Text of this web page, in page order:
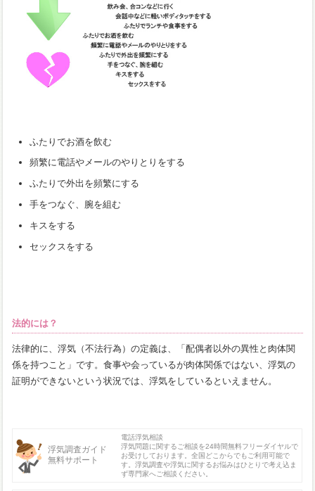
ふたりでお酒を飲む
頻繁に電話やメールのやりとりをする
ふたりで外出を頻繁にする
手をつなぐ、腕を組む
キスをする
セックスをする
法的には？
法律的に、浮気（不法行為）の定義は、「配偶者以外の異性と肉体関
係を持つこと」です。食事や会っているが肉体関係ではない、浮気の
証明ができないという状況では、浮気をしているといえません。
浮気調査ガイド
無料サポート
電話浮気相談
浮気問題に関するご相談を24時間無料フリーダイヤルで
お受けしております。全国どこからでもご利用可能で
す。浮気調査や浮気に関するお悩みはひとりで考え込ま
ず専門家へご相談ください。